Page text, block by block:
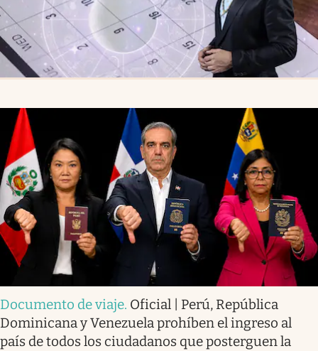
Documento de viaje. Oficial | Perú, República
Dominicana y Venezuela prohíben el ingreso al
país de todos los ciudadanos que posterguen la